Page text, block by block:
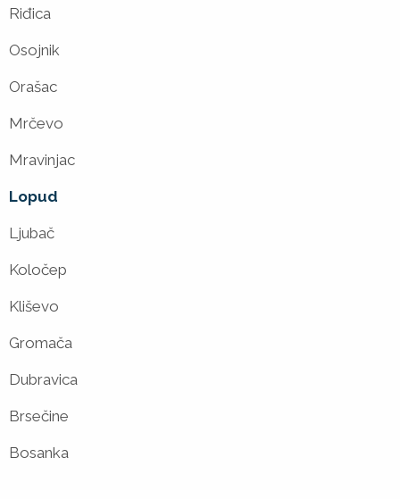
Riđica
Osojnik
Orašac
Mrčevo
Mravinjac
Lopud
Ljubač
Koločep
Kliševo
Gromača
Dubravica
Brsečine
Bosanka